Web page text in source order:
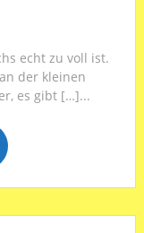
echt zu voll ist.
der kleinen
es gibt […]...